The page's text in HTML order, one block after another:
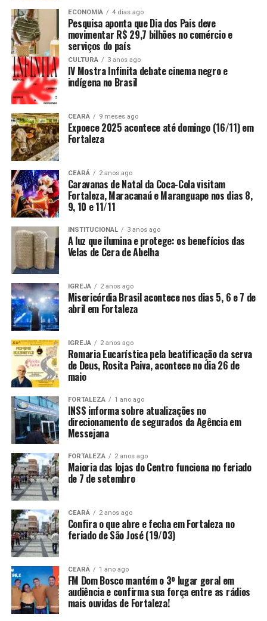
ECONOMIA 4 dias ago
Pesquisa aponta que Dia dos Pais deve
movimentar R$ 29,7 bilhões no comércio e
serviços do país
CULTURA 3 anos ago
IV Mostra Infinita debate cinema negro e
indígena no Brasil
CEARÁ 9 meses ago
Expoece 2025 acontece até domingo (16/11) em
Fortaleza
CEARÁ 2 anos ago
Caravanas de Natal da Coca-Cola visitam
Fortaleza, Maracanaú e Maranguape nos dias 8,
9, 10 e 11/11
INSTITUCIONAL 3 anos ago
A luz que ilumina e protege: os benefícios das
Velas de Cera de Abelha
IGREJA 2 anos ago
Misericórdia Brasil acontece nos dias 5, 6 e 7 de
abril em Fortaleza
IGREJA 2 anos ago
Romaria Eucarística pela beatificação da serva
de Deus, Rosita Paiva, acontece no dia 26 de
maio
FORTALEZA 1 ano ago
INSS informa sobre atualizações no
direcionamento de segurados da Agência em
Messejana
FORTALEZA 2 anos ago
Maioria das lojas do Centro funciona no feriado
de 7 de setembro
CEARÁ 2 anos ago
Confira o que abre e fecha em Fortaleza no
feriado de São José (19/03)
CEARÁ 1 ano ago
FM Dom Bosco mantém o 3º lugar geral em
audiência e confirma sua força entre as rádios
mais ouvidas de Fortaleza!